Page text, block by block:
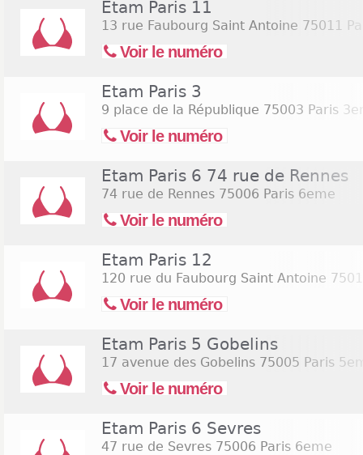
Etam Paris 11
13 rue Faubourg Saint Antoine 75011
Voir le numéro
Etam Paris 3
9 place de la République 75003 Paris
Voir le numéro
Etam Paris 6 74 rue de Rennes
74 rue de Rennes 75006 Paris 6eme
Voir le numéro
Etam Paris 12
120 rue du Faubourg Saint Antoine
Voir le numéro
Etam Paris 5 Gobelins
17 avenue des Gobelins 75005 Paris
Voir le numéro
Etam Paris 6 Sevres
47 rue de Sevres 75006 Paris 6eme